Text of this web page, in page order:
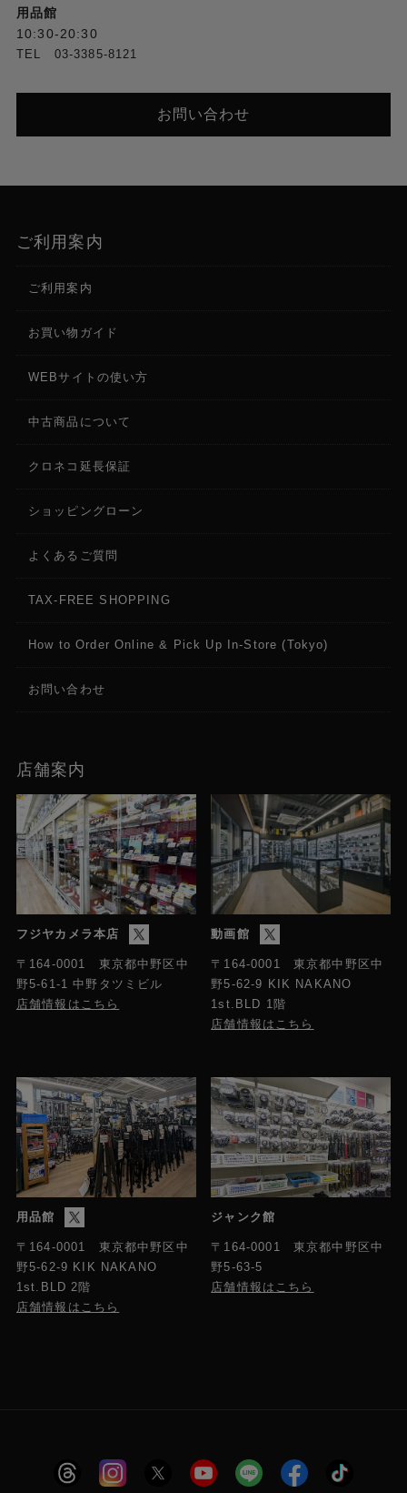
用品館
10:30-20:30
TEL 03-3385-8121
お問い合わせ
ご利用案内
ご利用案内
お買い物ガイド
WEBサイトの使い方
中古商品について
クロネコ延長保証
ショッピングローン
よくあるご質問
TAX-FREE SHOPPING
How to Order Online & Pick Up In-Store (Tokyo)
お問い合わせ
店舗案内
フジヤカメラ本店
〒164-0001 東京都中野区中
野5-61-1 中野タツミビル
店舗情報はこちら
動画館
〒164-0001 東京都中野区中
野5-62-9 KIK NAKANO
1st.BLD 1階
店舗情報はこちら
用品館
〒164-0001 東京都中野区中
野5-62-9 KIK NAKANO
1st.BLD 2階
店舗情報はこちら
ジャンク館
〒164-0001 東京都中野区中
野5-63-5
店舗情報はこちら